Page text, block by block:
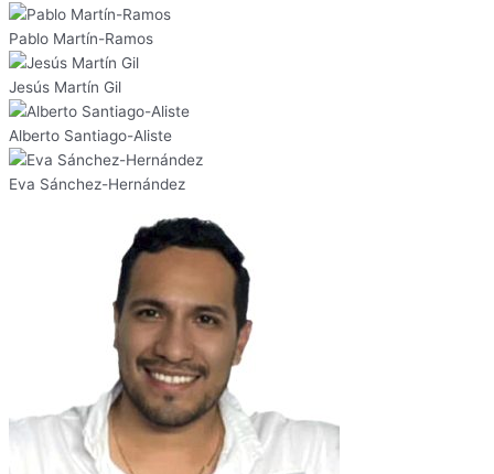
Pablo Martín-Ramos
Jesús Martín Gil
Alberto Santiago-Aliste
Eva Sánchez-Hernández